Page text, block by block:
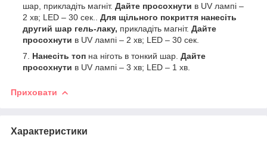
шар, прикладіть магніт. Дайте просохнути в UV лампі –
2 хв; LED – 30 сек.. Для щільного покриття нанесіть
другий шар гель-лаку, прикладіть магніт. Дайте
просохнути в UV лампі – 2 хв; LED – 30 сек.
Нанесіть топ на ніготь в тонкий шар. Дайте
просохнути в UV лампі – 3 хв; LED – 1 хв.
Приховати
Характеристики